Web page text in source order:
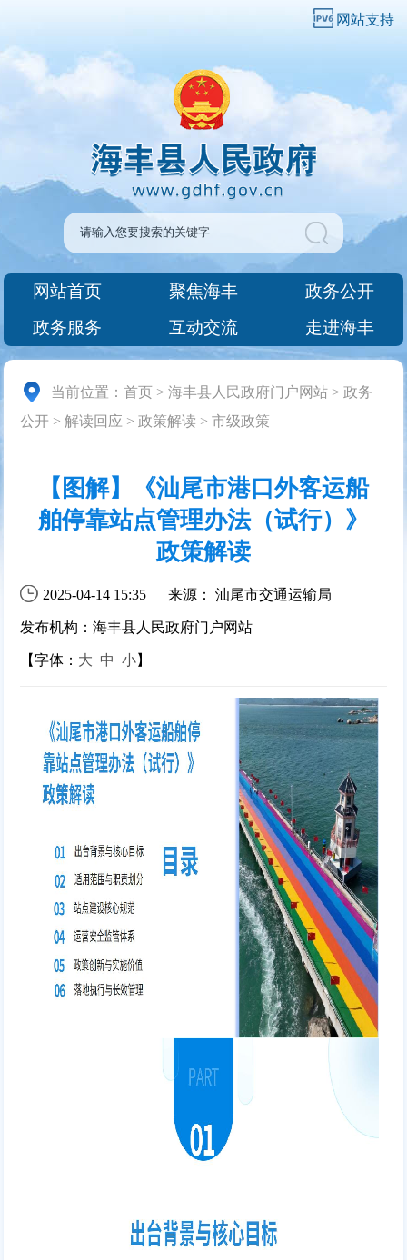
网站支持
网站首页 聚焦海丰
政务公开
政务服务
互动交流 走进海丰
当前位置：首页 >海丰县人民政府门户网站 >政务
公开 >解读回应 >政策解读 >市级政策
【图解】《汕尾市港口外客运船
舶停靠站点管理办法（试行）》
政策解读
2025-04-14 15:35 来源： 汕尾市交通运输局
发布机构：海丰县人民政府门户网站
【字体： 大 中 小】